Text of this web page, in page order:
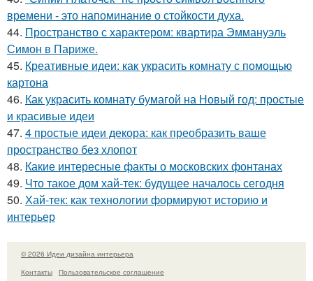
времени - это напоминание о стойкости духа.
44. Пространство с характером: квартира Эммануэль
Симон в Париже.
45. Креативные идеи: как украсить комнату с помощью
картона
46. Как украсить комнату бумагой на Новый год: простые
и красивые идеи
47. 4 простые идеи декора: как преобразить ваше
пространство без хлопот
48. Какие интересные факты о московских фонтанах
49. Что такое дом хай-тек: будущее началось сегодня
50. Хай-тек: как технологии формируют историю и
интерьер
© 2026 Идеи дизайна интерьера
Контакты
Пользовательское соглашение